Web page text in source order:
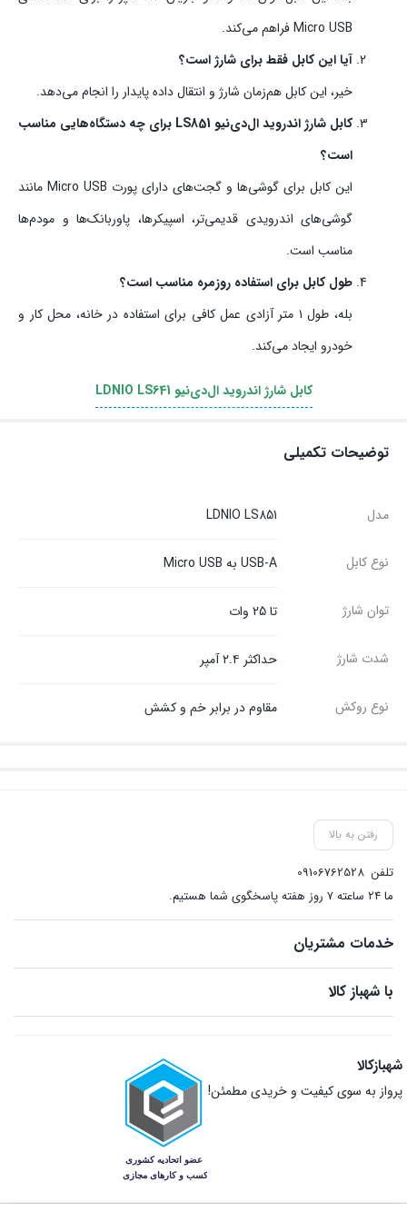
Micro USB فراهم می‌کند.
آیا این کابل فقط برای شارژ است؟
خیر، این کابل هم‌زمان شارژ و انتقال داده پایدار را انجام می‌دهد.
کابل شارژ اندروید ال‌دی‌نیو LS851 برای چه دستگاه‌هایی مناسب
است؟
این کابل برای گوشی‌ها و گجت‌های دارای پورت Micro USB مانند
گوشی‌های اندرویدی قدیمی‌تر، اسپیکرها، پاوربانک‌ها و مودم‌ها
مناسب است.
طول کابل برای استفاده روزمره مناسب است؟
بله، طول ۱ متر آزادی عمل کافی برای استفاده در خانه، محل کار و
خودرو ایجاد می‌کند.
کابل شارژ اندروید ال‌دی‌نیو LDNIO LS641
توضیحات تکمیلی
مدل LDNIO LS851
نوع کابل USB-A به Micro USB
توان شارژ تا 25 وات
شدت شارژ حداکثر ۲.۴ آمپر
نوع روکش مقاوم در برابر خم و کشش
رفتن به بالا
تلفن 09106762528
ما ۲۴ ساعته ۷ روز هفته پاسخگوی شما هستیم.
خدمات مشتریان
با شهباز کالا
شهبازکالا
پرواز به سوی کیفیت و خریدی مطمئن!